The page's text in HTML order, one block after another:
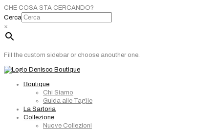
CHE COSA STA CERCANDO?
Cerca
×
Fill the custom sidebar or choose anouther one.
Boutique
Chi Siamo
Guida alle Taglie
La Sartoria
Collezione
Nuove Collezioni